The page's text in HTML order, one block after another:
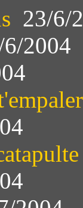
23/6/
2004